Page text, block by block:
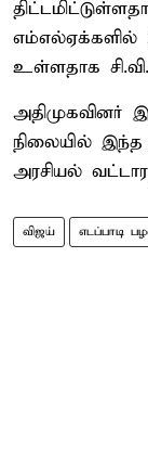
எம்எல்ஏக்களில்
உள்ளதாக
அதிமுகவினர்
நிலையில் இந்த
அரசியல்
விஜய் எடப்பாடி